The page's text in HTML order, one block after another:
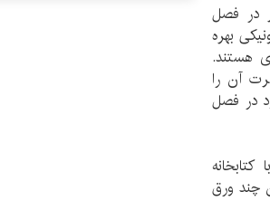
در فصل
بهره
هستند.
آن را
در فصل
چند ورق